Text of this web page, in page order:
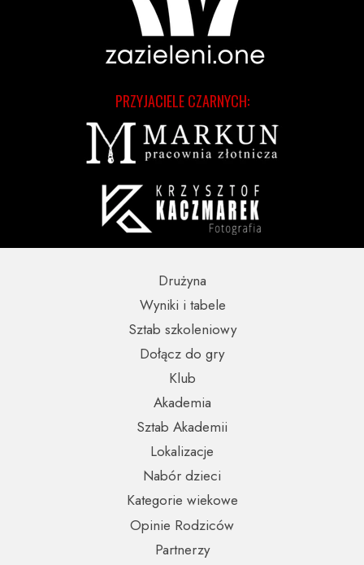
PRZYJACIELE CZARNYCH:
Partnerzy
Opinie Rodziców
Nabór dzieci
Wyniki i tabele
Kategorie wiekowe
Lokalizacje
Sztab szkoleniowy
Sztab Akademii
Dołącz do gry
Drużyna
Akademia
Klub